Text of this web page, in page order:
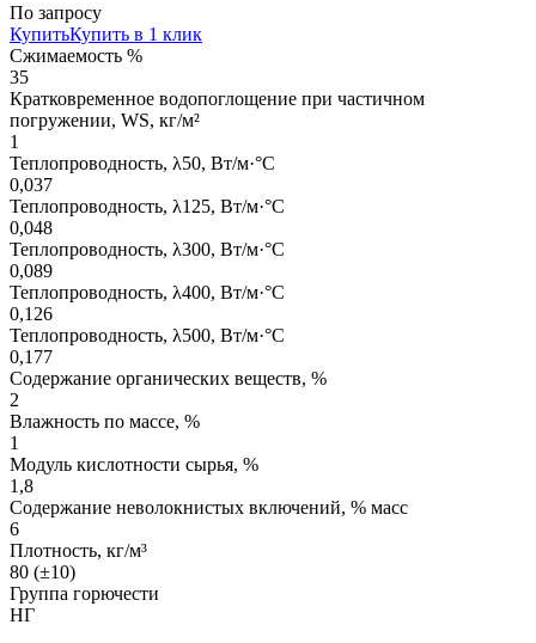
По запросу
КупитьКупить в 1 клик
Сжимаемость %
35
Кратковременное водопоглощение при частичном
погружении, WS, кг/м²
1
Теплопроводность, λ50, Вт/м·°С
0,037
Теплопроводность, λ125, Вт/м·°С
0,048
Теплопроводность, λ300, Вт/м·°С
0,089
Теплопроводность, λ400, Вт/м·°С
0,126
Теплопроводность, λ500, Вт/м·°С
0,177
Содержание органических веществ, %
2
Влажность по массе, %
1
Модуль кислотности сырья, %
1,8
Содержание неволокнистых включений, % масс
6
Плотность, кг/м³
80 (±10)
Группа горючести
НГ